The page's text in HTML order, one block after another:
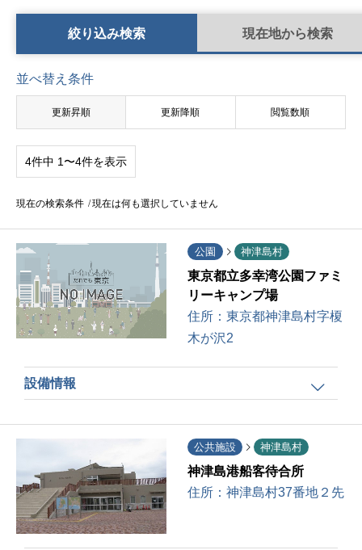
絞り込み検索 現在地から検索
並べ替え条件
更新昇順 更新降順 閲覧数順
4件中 1〜4件を表示
現在の検索条件 現在は何も選択していません
公園 神津島村
東京都立多幸湾公園ファミ
リーキャンプ場
住所： 東京都神津島村字榎
木が沢2
設備情報
公共施設 神津島村
神津島港船客待合所
住所： 神津島村37番地２先